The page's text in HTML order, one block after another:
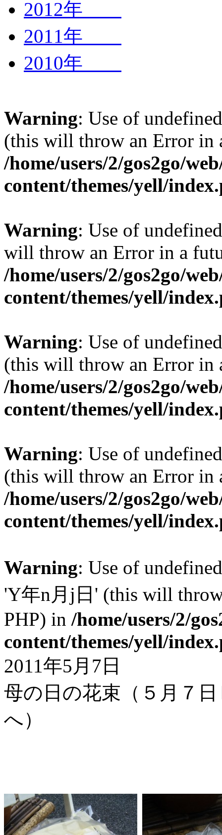
2012年
2011年
2010年
Warning: Use of
(this will throw an Error in
/home/users/2/gos2go/
content/themes/yell/
Warning: Use of
will throw an Error in a
/home/users/2/gos2go/
content/themes/yell/
Warning: Use of
(this will throw an Error in
/home/users/2/gos2go/
content/themes/yell/
Warning: Use of
(this will throw an Error in
/home/users/2/gos2go/
content/themes/yell/
Warning: Use of
'Y年n月j日' (this will
PHP) in /home/users/2/
content/themes/yell/
2011年5月7日
母の日の花束（５月７
へ）